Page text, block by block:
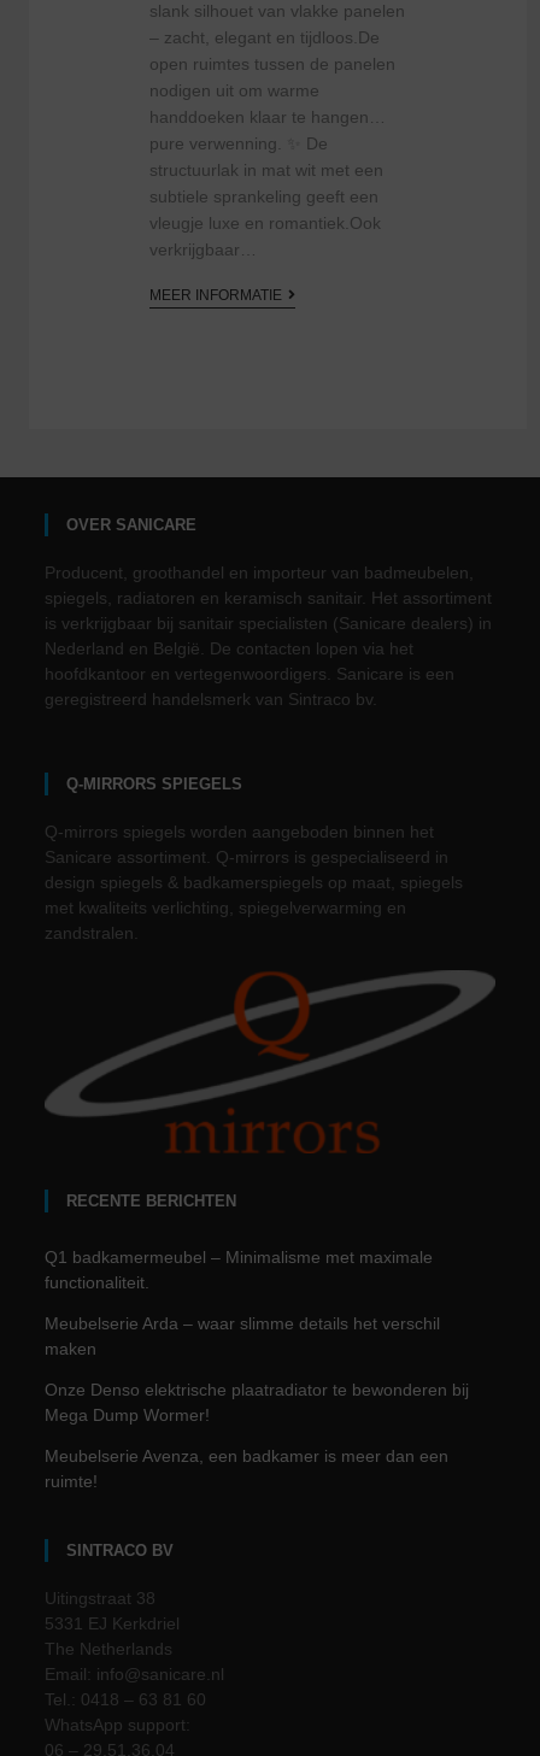
slank silhouet van vlakke panelen
– zacht, elegant en tijdloos.De
open ruimtes tussen de panelen
nodigen uit om warme
handdoeken klaar te hangen…
pure verwenning. ✨ De
structuurlak in mat wit met een
subtiele sprankeling geeft een
vleugje luxe en romantiek.Ook
verkrijgbaar…
MEER INFORMATIE
OVER SANICARE
Producent, groothandel en importeur van badmeubelen,
spiegels, radiatoren en keramisch sanitair. Het assortiment
is verkrijgbaar bij sanitair specialisten (Sanicare dealers) in
Nederland en België. De contacten lopen via het
hoofdkantoor en vertegenwoordigers. Sanicare is een
geregistreerd handelsmerk van Sintraco bv.
Q-MIRRORS SPIEGELS
Q-mirrors spiegels worden aangeboden binnen het
Sanicare assortiment. Q-mirrors is gespecialiseerd in
design spiegels & badkamerspiegels op maat, spiegels
met kwaliteits verlichting, spiegelverwarming en
zandstralen.
RECENTE BERICHTEN
Q1 badkamermeubel – Minimalisme met maximale
functionaliteit.
Meubelserie Arda – waar slimme details het verschil
maken
Onze Denso elektrische plaatradiator te bewonderen bij
Mega Dump Wormer!
Meubelserie Avenza, een badkamer is meer dan een
ruimte!
SINTRACO BV
Uitingstraat 38
5331 EJ Kerkdriel
The Netherlands
Email: info@sanicare.nl
Tel.: 0418 – 63 81 60
WhatsApp support:
06 – 29.51.36.04